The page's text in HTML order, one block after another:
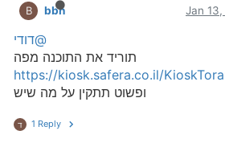
B bbn Jan 13,
@דודי
תוריד את התוכנה מפה
https://kiosk.safera.co.il/
ופשוט תתקין על מה שיש
ד 1 Reply